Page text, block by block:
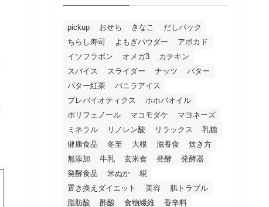
pickup おせち きなこ
だしパック
ちらし寿司
よもぎパウダー
アボカド
イソフラボン
オメガ3
カテキン
スパイス
スライダー ナッツ
バター
バター紅茶
バニラアイス
プレバイオティクス
ホホバオイル
ポリフェノール
マコモダケ
マヨネーズ
ミネラル
リノレン酸 リラックス
乳糖
健康食品
冬至 大根 滋養食
炊き方
無添加
牛乳 玄米食 発酵
発酵器
発酵食品
米ぬか
糀
置き換えダイエット
美容
肌トラブル
脂肪酸
酢酸 食物繊維 香辛料